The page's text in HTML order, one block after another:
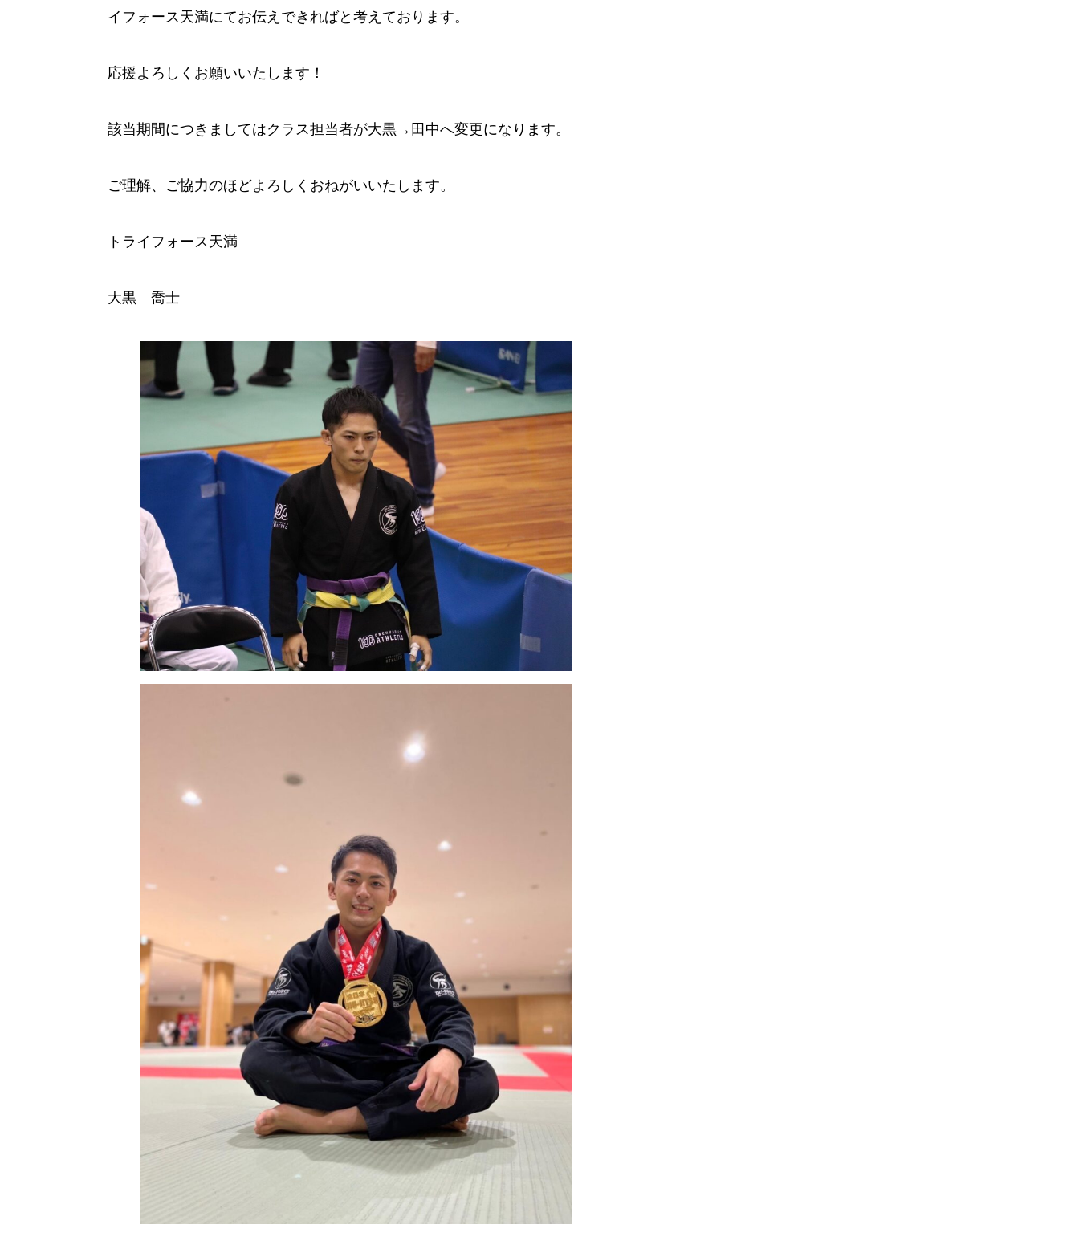
イフォース天満にてお伝えできればと考えております。
応援よろしくお願いいたします！
該当期間につきましてはクラス担当者が大黒→田中へ変更になります。
ご理解、ご協力のほどよろしくおねがいいたします。
トライフォース天満
大黒 喬士